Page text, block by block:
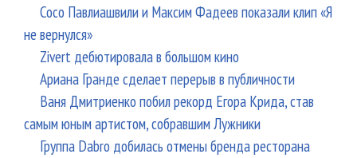
Сосо Павлиашвили и Максим Фадеев показали клип «Я
не вернулся»
Zivert дебютировала в большом кино
Ариана Гранде сделает перерыв в публичности
Ваня Дмитриенко побил рекорд Егора Крида, став
самым юным артистом, собравшим Лужники
Группа Dabro добилась отмены бренда ресторана